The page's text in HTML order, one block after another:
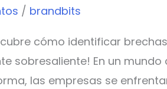
/ brandbits
cómo identificar
sobresaliente! En un
las empresas se